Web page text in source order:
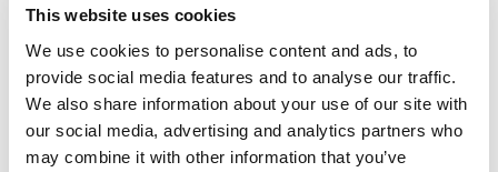
This website uses cookies
We use cookies to personalise content and ads, to
provide social media features and to analyse our traffic.
We also share information about your use of our site with
our social media, advertising and analytics partners who
may combine it with other information that you’ve
Maks. rozmiar arkusza (mm)
Obszar układania 3 europalet (mm)
Wysokość systemu (mm)